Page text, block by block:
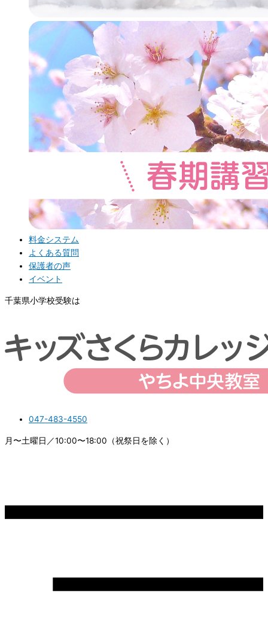
料金システム
よくある質問
保護者の声
イベント
千葉県小学校受験は
047-483-4550
月〜土曜日／10:00〜18:00（祝祭日を除く）